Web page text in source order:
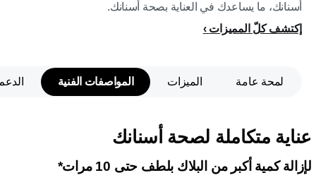
أسنانك، ما يساعدك في العناية بصحة أسنانك.
إكتشف كلّ المميزات
لمحة عامة الميزات المواصفات الفنية
عناية متكاملة لصحة أسنانك
لإزالة كمية أكبر من البلاك بلطف حتى 10 مرات*